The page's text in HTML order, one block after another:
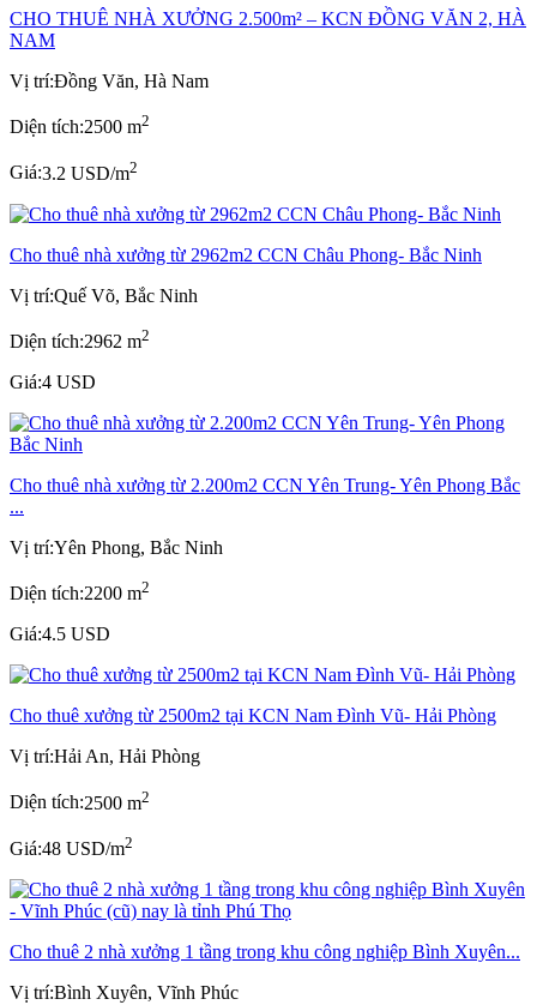
CHO THUÊ NHÀ XƯỞNG 2.500m² – KCN ĐỒNG VĂN 2, HÀ
NAM
Vị trí:Đồng Văn, Hà Nam
Diện tích:2500 m2
Giá:3.2 USD/m2
Cho thuê nhà xưởng từ 2962m2 CCN Châu Phong- Bắc Ninh
Vị trí:Quế Võ, Bắc Ninh
Diện tích:2962 m2
Giá:4 USD
Cho thuê nhà xưởng từ 2.200m2 CCN Yên Trung- Yên Phong Bắc
...
Vị trí:Yên Phong, Bắc Ninh
Diện tích:2200 m2
Giá:4.5 USD
Cho thuê xưởng từ 2500m2 tại KCN Nam Đình Vũ- Hải Phòng
Vị trí:Hải An, Hải Phòng
Diện tích:2500 m2
Giá:48 USD/m2
Cho thuê 2 nhà xưởng 1 tầng trong khu công nghiệp Bình Xuyên...
Vị trí:Bình Xuyên, Vĩnh Phúc